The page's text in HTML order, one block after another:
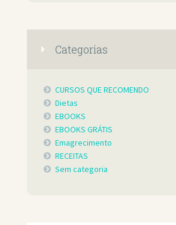
Categorias
CURSOS QUE RECOMENDO
Dietas
EBOOKS
EBOOKS GRÁTIS
Emagrecimento
RECEITAS
Sem categoria